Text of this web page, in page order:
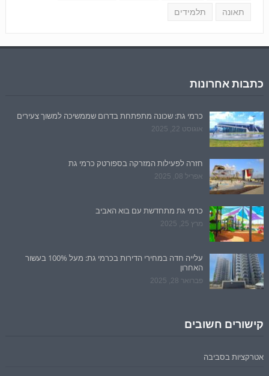
תאונה תלמידים
כתבות אחרונות
כרמי גת: שכונה מתפתחת בדרום שממשיכה למשוך צעירים
אוגוסט 22, 2025
חזרה לפעילות המזרקה בספורטק כרמי גת
אפריל 08, 2025
כרמי גת מתחדשת עם בוא האביב
מרץ 25, 2025
עלייה חדה במחירי הדירות בכרמי גת: מעל 100% בעשור
האחרון
פברואר 28, 2025
קישורים חשובים
אטרקציות בסביבה